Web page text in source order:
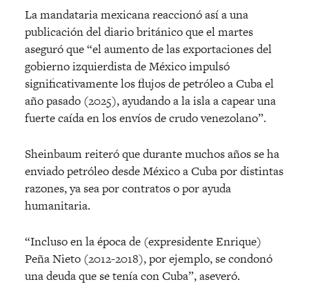
La mandataria mexicana reaccionó así a una
publicación del diario británico que el martes
aseguró que “el aumento de las exportaciones del
gobierno izquierdista de México impulsó
significativamente los flujos de petróleo a Cuba el
año pasado (2025), ayudando a la isla a capear una
fuerte caída en los envíos de crudo venezolano”.
Sheinbaum reiteró que durante muchos años se ha
enviado petróleo desde México a Cuba por distintas
razones, ya sea por contratos o por ayuda
humanitaria.
“Incluso en la época de (expresidente Enrique)
Peña Nieto (2012-2018), por ejemplo, se condonó
una deuda que se tenía con Cuba”, aseveró.